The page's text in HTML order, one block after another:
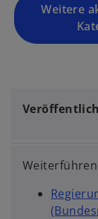
Weitere